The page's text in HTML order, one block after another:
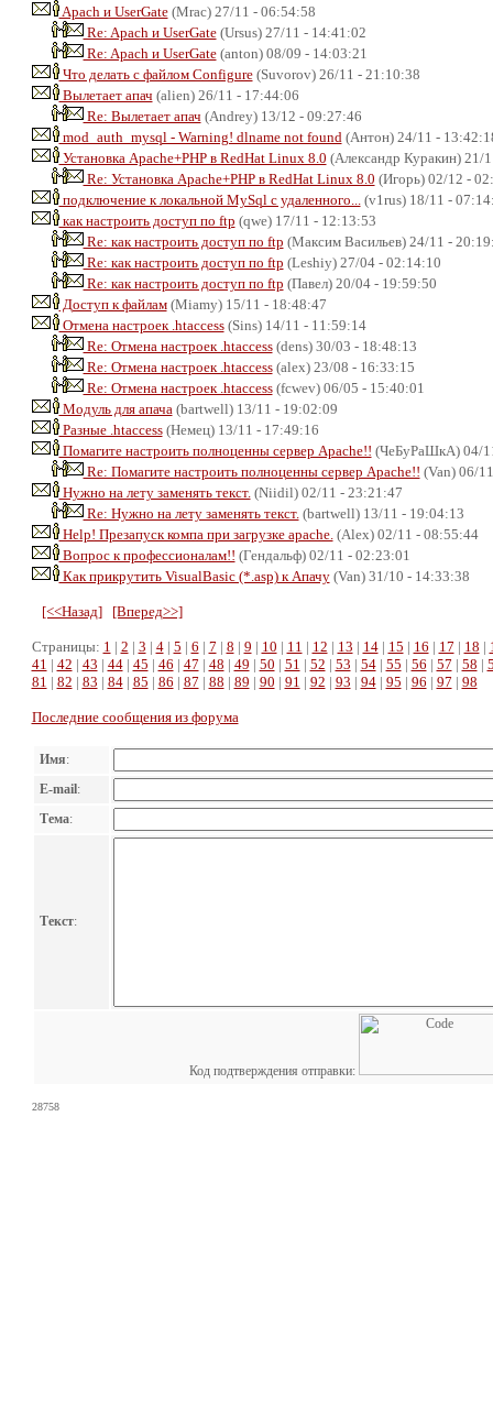
Apach и UserGate(Mrac) 27/11 - 06:54:58
Re: Apach и UserGate(Ursus) 27/11 - 14:41:02
Re: Apach и UserGate(anton) 08/09 - 14:03:21
Что делать с файлом Configure(Suvorov) 26/11 - 21:10:38
Вылетает апач (alien) 26/11 - 17:44:06
Re: Вылетает апач (Andrey) 13/12 - 09:27:46
mod_auth_mysql - Warning! dlname not found (Антон) 24/11 -
Установка Apache+PHP в RedHat Linux 8.0 (Александр Куракин) 21/
Re: Установка Apache+PHP в RedHat Linux 8.0 (Игорь) 02/12 -
подключение к локальной MySql с удаленного...
(v1rus) 18/11 -
как настроить доступ по ftp (qwe) 17/11 - 12:13:53
Re: как настроить доступ по ftp (Максим Васильев) 24/11 -
Re: как настроить доступ по ftp (Leshiy) 27/04 - 02:14:10
Re: как настроить доступ по ftp (Павел) 20/04 - 19:59:50
Доступ к файлам(Miamy) 15/11 - 18:48:47
Отмена настроек .htaccess(Sins) 14/11 - 11:59:14
Re: Отмена настроек .htaccess(dens) 30/03 - 18:48:13
Re: Отмена настроек .htaccess(alex) 23/08 - 16:33:15
Re: Отмена настроек .htaccess(fcwev) 06/05 - 15:40:01
Модуль для апача (bartwell) 13/11 - 19:02:09
Разные .htaccess(Немец) 13/11 - 17:49:16
Помагите настроить полноценны сервер Apache!! (ЧеБуРаШкА) 04/
Re: Помагите настроить полноценны сервер Apache!! (Van) 06/
Нужно на лету заменять текст. (Niidil) 02/11 - 23:21:47
Re: Нужно на лету заменять текст. (bartwell) 13/11 - 19:04:13
Help! Презапуск компа при загрузке apache. (Alex) 02/11 - 08:55:44
Вопрос к профессионалам!! (Гендальф) 02/11 - 02:23:01
Как прикрутить VisualBasic (*.asp) к Апачу(Van) 31/10 - 14:33:38
[<<Назад] [Вперед>>]
Страницы: 1 | 2 | 3 | 4| 5 | 6 | 7 | 8 | 9 | 10 | 11 | 12 | 13 | 14| 15 | 16 | 17 | 18 |
41 | 42 | 43 | 44| 45 | 46 | 47 | 48 | 49 | 50 | 51 | 52 | 53 | 54| 55 | 56 | 57 | 58 |
81 | 82 | 83 | 84| 85 | 86 | 87 | 88 | 89 | 90 | 91 | 92 | 93 | 94| 95 | 96 | 97 | 98
Последние сообщения из форума
Имя:
E-mail:
Тема:
Текст:
Код подтверждения отправки:
28758